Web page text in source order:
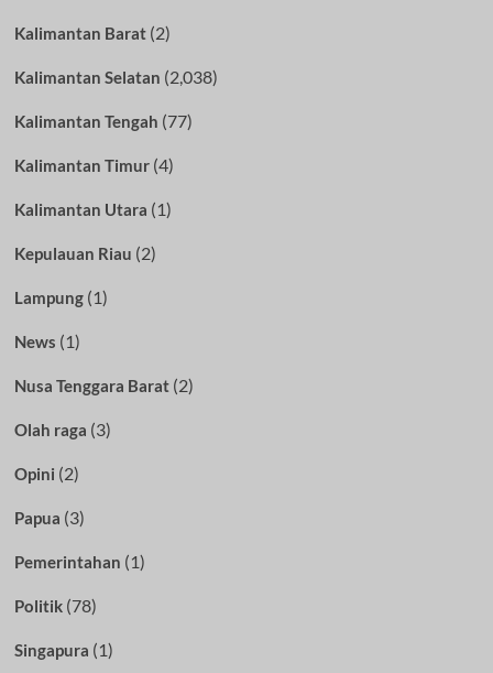
Kalimantan Barat(2)
Kalimantan Selatan (2,038)
Kalimantan Tengah (77)
Kalimantan Timur(4)
Kalimantan Utara (1)
Kepulauan Riau (2)
Lampung(1)
News (1)
Nusa Tenggara Barat(2)
Olah raga (3)
Opini (2)
Papua (3)
Pemerintahan (1)
Politik(78)
Singapura (1)